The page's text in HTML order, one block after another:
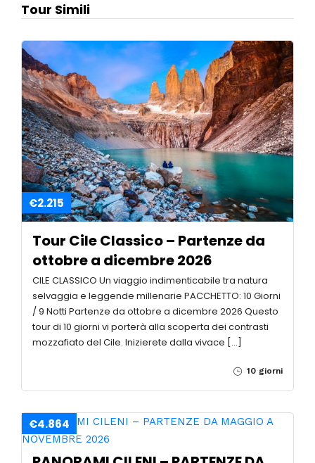
Tour Simili
€2.215
Tour Cile Classico – Partenze da
ottobre a dicembre 2026
CILE CLASSICO Un viaggio indimenticabile tra natura
selvaggia e leggende millenarie PACCHETTO: 10 Giorni
/ 9 Notti Partenze da ottobre a dicembre 2026 Questo
tour di 10 giorni vi porterà alla scoperta dei contrasti
mozzafiato del Cile. Inizierete dalla vivace […]
10 giorni
€4.864